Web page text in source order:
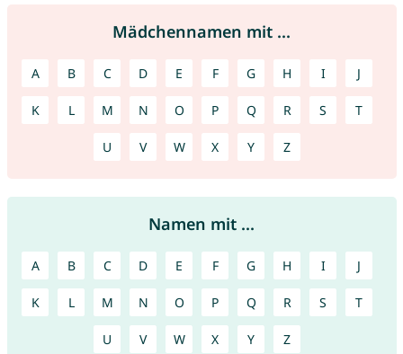
Mädchennamen mit ...
A B C D E F G H I J
K L M N O P Q R S T
U V W X Y Z
Namen mit ...
A B C D E F G H I J
K L M N O P Q R S T
U V W X Y Z